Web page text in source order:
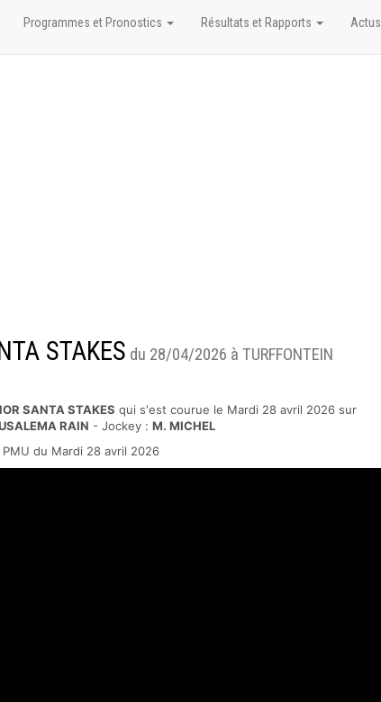
STAKES du 28/04/2026 à TURFFONTEIN
SANTA STAKES qui s'est courue le Mardi 28 avril 2026 sur
RAIN - Jockey : M. MICHEL
PMU du Mardi 28 avril 2026
Programmes et Pronostics Résultats et Rapports Actus